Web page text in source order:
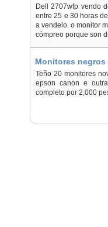
Vilanova de
Dell 2707wfp vendo
entre 25 e 30 horas
a vendelo. o monitor
cómpreo porque son
Monitores negros
Teño 20 monitores
epson canon e
completo por 2,000